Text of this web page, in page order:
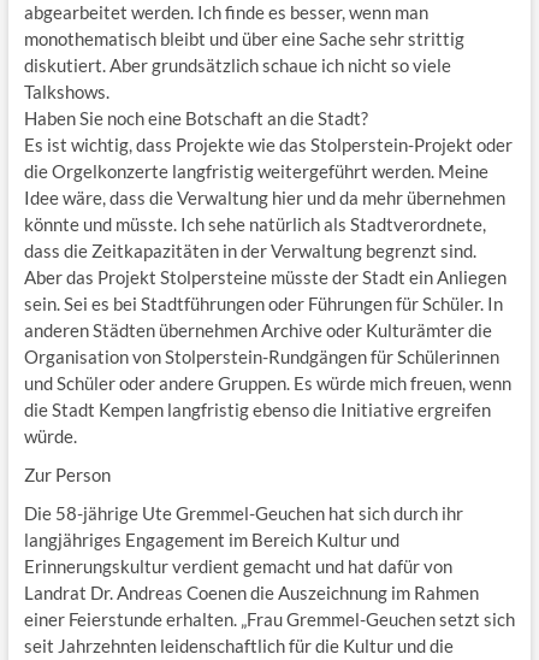
abgearbeitet werden. Ich finde es besser, wenn man
monothematisch bleibt und über eine Sache sehr strittig
diskutiert. Aber grundsätzlich schaue ich nicht so viele
Talkshows.
Haben Sie noch eine Botschaft an die Stadt?
Es ist wichtig, dass Projekte wie das Stolperstein-Projekt oder
die Orgelkonzerte langfristig weitergeführt werden. Meine
Idee wäre, dass die Verwaltung hier und da mehr übernehmen
könnte und müsste. Ich sehe natürlich als Stadtverordnete,
dass die Zeitkapazitäten in der Verwaltung begrenzt sind.
Aber das Projekt Stolpersteine müsste der Stadt ein Anliegen
sein. Sei es bei Stadtführungen oder Führungen für Schüler. In
anderen Städten übernehmen Archive oder Kulturämter die
Organisation von Stolperstein-Rundgängen für Schülerinnen
und Schüler oder andere Gruppen. Es würde mich freuen, wenn
die Stadt Kempen langfristig ebenso die Initiative ergreifen
würde.
Zur Person
Die 58-jährige Ute Gremmel-­Geuchen hat sich durch ihr
langjähriges Engagement im Bereich Kultur und
Erinnerungskultur verdient gemacht und hat dafür von
Landrat Dr. Andreas Coenen die Auszeichnung im Rahmen
einer Feierstunde erhalten. „Frau Gremmel-Geuchen setzt sich
seit Jahrzehnten leidenschaftlich für die Kultur und die